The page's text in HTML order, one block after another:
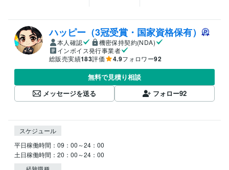
ハッピー（3冠受賞・国家資格保有）
本人確認
機密保持契約(NDA)
インボイス発行事業者
総販売実績183評価 4.9フォロワー92
無料で見積り相談
メッセージを送る
フォロー92
スケジュール
平日稼働時間：09：00～24：00